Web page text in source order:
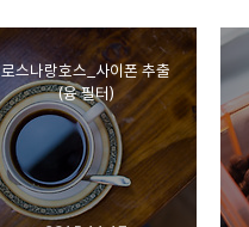
로스나랑호스_사이폰 추출
(융 필터)